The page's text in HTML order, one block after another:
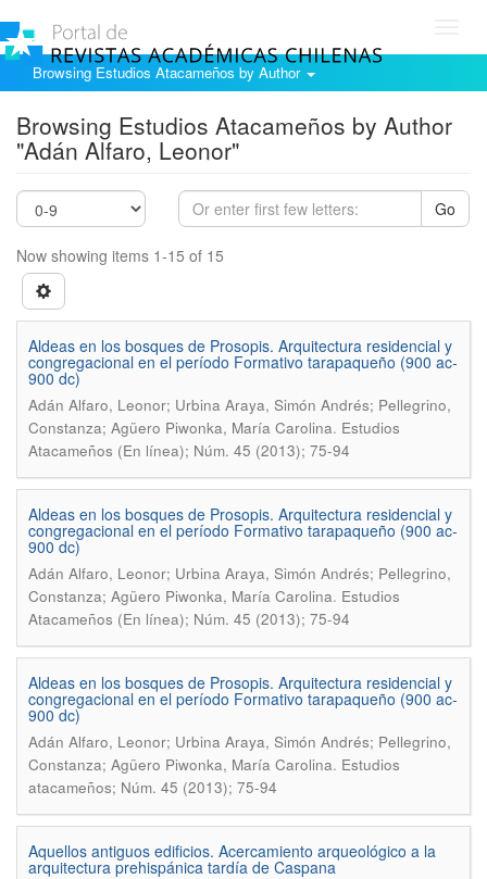
Browsing Estudios Atacameños by Author
Browsing Estudios Atacameños by Author
"Adán Alfaro, Leonor"
Go
Now showing items 1-15 of 15
Aldeas en los bosques de Prosopis. Arquitectura residencial y
congregacional en el período Formativo tarapaqueño (900 ac-
900 dc)
Adán Alfaro, Leonor; Urbina Araya, Simón Andrés; Pellegrino,
Constanza; Agüero Piwonka, María Carolina. Estudios
Atacameños (En línea); Núm. 45 (2013); 75-94
Aldeas en los bosques de Prosopis. Arquitectura residencial y
congregacional en el período Formativo tarapaqueño (900 ac-
900 dc)
Adán Alfaro, Leonor; Urbina Araya, Simón Andrés; Pellegrino,
Constanza; Agüero Piwonka, María Carolina. Estudios
Atacameños (En línea); Núm. 45 (2013); 75-94
Aldeas en los bosques de Prosopis. Arquitectura residencial y
congregacional en el período Formativo tarapaqueño (900 ac-
900 dc)
Adán Alfaro, Leonor; Urbina Araya, Simón Andrés; Pellegrino,
Constanza; Agüero Piwonka, María Carolina. Estudios
atacameños; Núm. 45 (2013); 75-94
Aquellos antiguos edificios. Acercamiento arqueológico a la
arquitectura prehispánica tardía de Caspana